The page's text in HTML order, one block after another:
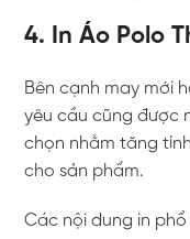
4. In Áo Polo
Bên cạnh may mới
yêu cầu cũng được
chọn nhằm tăng
cho sản phẩm.
Các nội dung in